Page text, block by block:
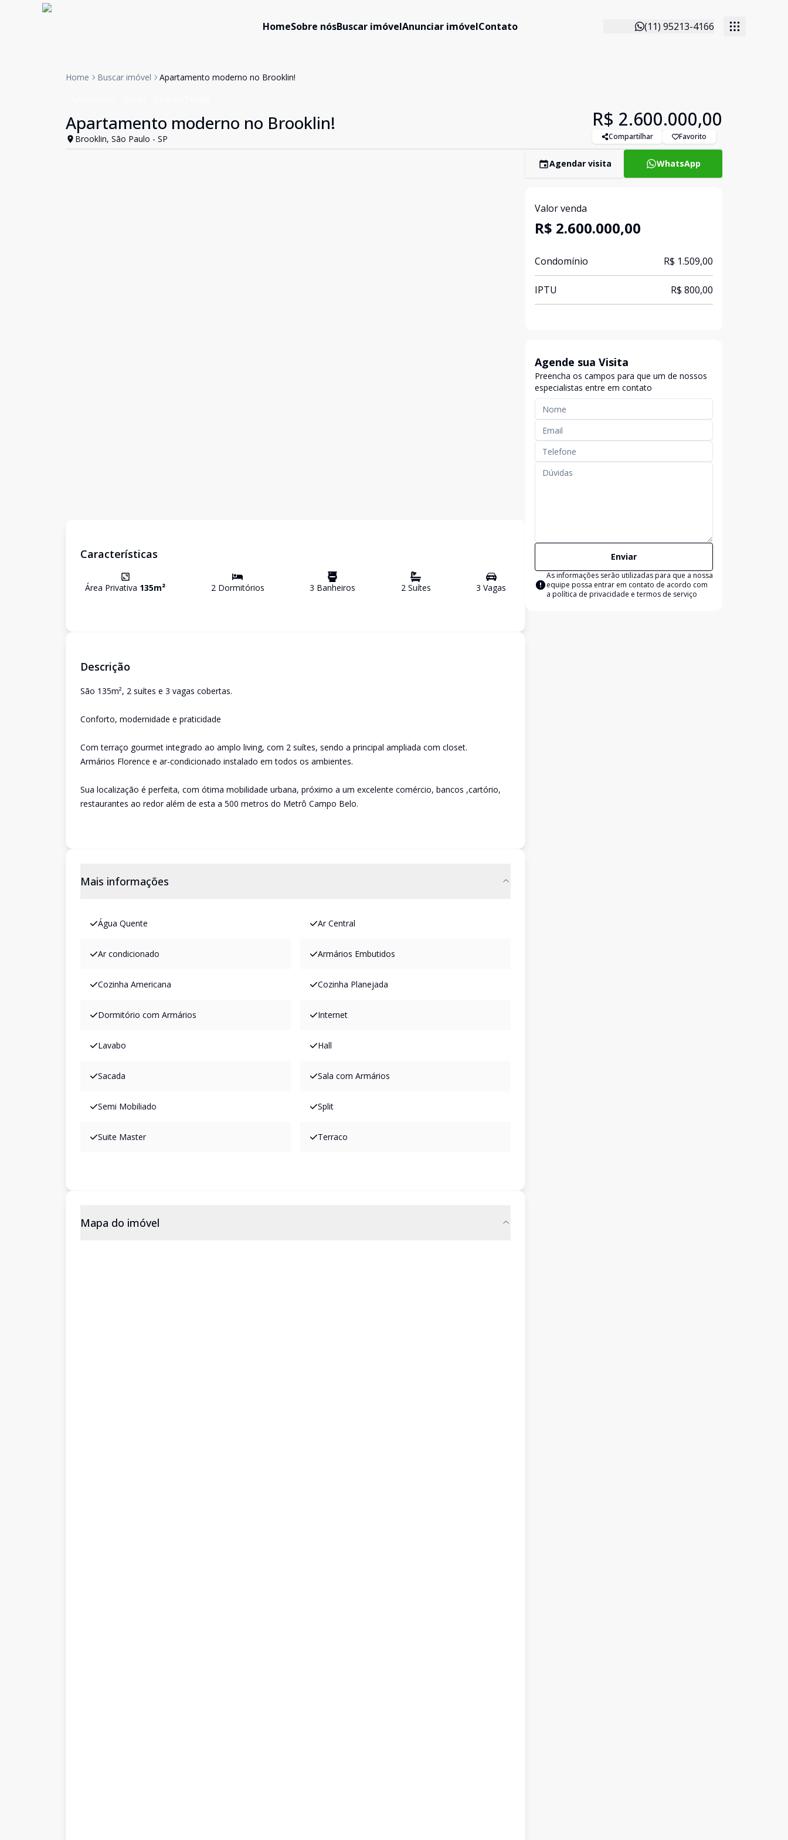
HomeSobre nósBuscar imóvelAnunciar imóvelContato (11) 95213-4166
Home Buscar imóvel Apartamento moderno no Brooklin!
Apartamento moderno no Brooklin!
Brooklin, São Paulo - SP
R$ 2.600.000,00
Compartilhar Favorito
Características
Área Privativa 135m² 2Dormitórios 3 Banheiros 2Suítes 3 Vagas
Descrição
São 135m², 2 suítes e 3 vagas cobertas.
Conforto, modernidade e praticidade
Com terraço gourmet integrado ao amplo living, com 2 suítes, sendo a principal ampliada com closet.
Armários Florence e ar-condicionado instalado em todos os ambientes.
Sua localização é perfeita, com ótima mobilidade urbana, próximo a um excelente comércio, bancos ,cartório,
restaurantes ao redor além de esta a 500 metros do Metrô Campo Belo.
Mais informações
Água Quente Ar Central
Ar condicionado Armários Embutidos
Cozinha Americana Cozinha Planejada
Dormitório com Armários Internet
Lavabo Hall
Sacada Sala com Armários
Semi Mobiliado Split
Suite Master Terraco
Mapa do imóvel
Agendar visita WhatsApp
Valor venda
R$ 2.600.000,00
Condomínio R$ 1.509,00
IPTU R$ 800,00
Agende sua Visita
Preencha os campos para que um de nossos
especialistas entre em contato
Enviar
As informações serão utilizadas para que a nossa
equipe possa entrar em contato de acordo com
a política de privacidade e termos de serviço